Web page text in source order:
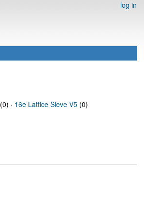
log in
(0) · 16e Lattice Sieve V5 (0)